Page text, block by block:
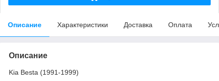
Описание Характеристики Доставка Оплата
Описание
Kia Besta (1991-1999)